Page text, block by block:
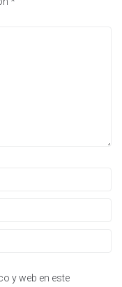
y web en este